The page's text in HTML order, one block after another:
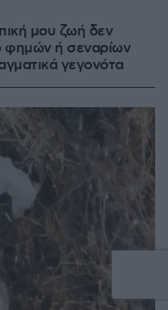
μου ζωή δεν
φημών ή σεναρίων
γεγονότα